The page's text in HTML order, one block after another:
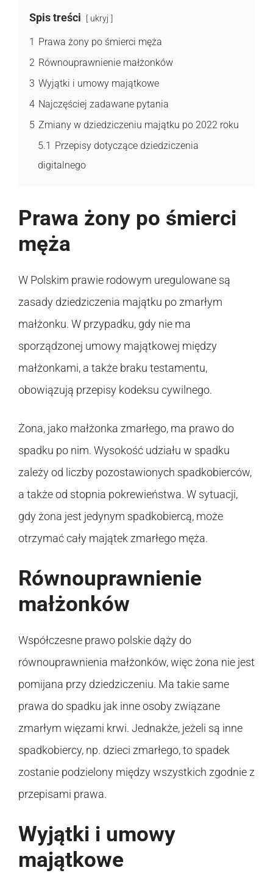
Spis treści ukryj
1 Prawa żony po śmierci męża
2 Równouprawnienie małżonków
3 Wyjątki i umowy majątkowe
4 Najczęściej zadawane pytania
5 Zmiany w dziedziczeniu majątku po 2022 roku
5.1 Przepisy dotyczące dziedziczenia
digitalnego
Prawa żony po śmierci
męża
W Polskim prawie rodowym uregulowane są
zasady dziedziczenia majątku po zmarłym
małżonku. W przypadku, gdy nie ma
sporządzonej umowy majątkowej między
małżonkami, a także braku testamentu,
obowiązują przepisy kodeksu cywilnego.
Żona, jako małżonka zmarłego, ma prawo do
spadku po nim. Wysokość udziału w spadku
zależy od liczby pozostawionych spadkobierców,
a także od stopnia pokrewieństwa. W sytuacji,
gdy żona jest jedynym spadkobiercą, może
otrzymać cały majątek zmarłego męża.
Równouprawnienie
małżonków
Współczesne prawo polskie dąży do
równouprawnienia małżonków, więc żona nie jest
pomijana przy dziedziczeniu. Ma takie same
prawa do spadku jak inne osoby związane
zmarłym więzami krwi. Jednakże, jeżeli są inne
spadkobiercy, np. dzieci zmarłego, to spadek
zostanie podzielony między wszystkich zgodnie z
przepisami prawa.
Wyjątki i umowy
majątkowe